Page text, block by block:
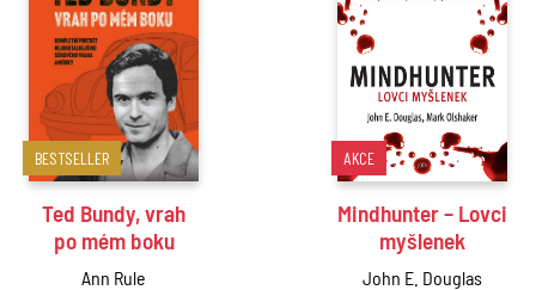
BESTSELLER
Ted Bundy, vrah
po mém boku
Ann Rule
AKCE
Mindhunter – Lovci
myšlenek
John E. Douglas